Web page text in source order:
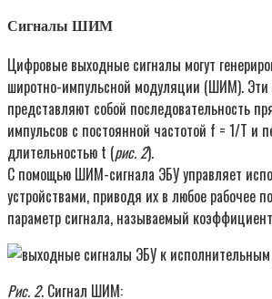
Сигналы ШИМ
Цифровые выходные сигналы могут
широтно-импульсной модуляции (ШИМ). Эти
представляют собой последовательность
импульсов с постоянной частотой f = 1/T и
длительностью t (рис. 2).
С помощью ШИМ-сигнала ЭБУ управляет
устройствами, приводя их в любое рабочее
параметр сигнала, называемый
Рис. 2. Сигнал ШИМ: